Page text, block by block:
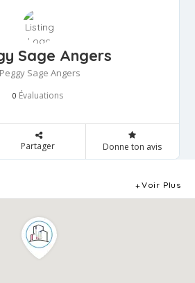
Sage Angers
Peggy Sage Angers
0 Évaluations
Partager Donne ton avis
Voir Plus